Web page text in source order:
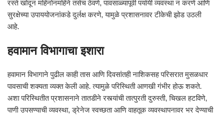
रस्ते खोदून महिनोनमहिने तसेच ठेवणे, पावसाळ्यापूर्वी पर्यायी व्यवस्था न करणे आणि
सुरक्षेच्या उपाययोजनांकडे दुर्लक्ष करणे, यामुळे प्रशासनावर टीकेची झोड उठली
आहे.
हवामान विभागाचा इशारा
हवामान विभागाने पुढील काही तास आणि दिवसांतही नाशिकसह परिसरात मुसळधार
पावसाची शक्यता व्यक्त केली आहे. त्यामुळे परिस्थिती आणखी गंभीर होऊ शकते.
अशा परिस्थितीत प्रशासनाने तातडीने रस्त्यांची तात्पुरती दुरुस्ती, चिखल हटविणे,
पाणी उपसण्याची व्यवस्था, ड्रेनेज स्वच्छता आणि वाहतूक व्यवस्थापनावर भर देण्याची